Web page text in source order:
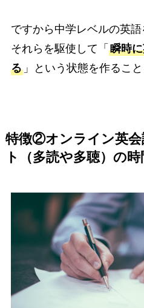
ですから中学レベルの英
それらを駆使して「 瞬時
る」という状態を作ること
特徴②オンライン英会
ト（多読や多聴）の